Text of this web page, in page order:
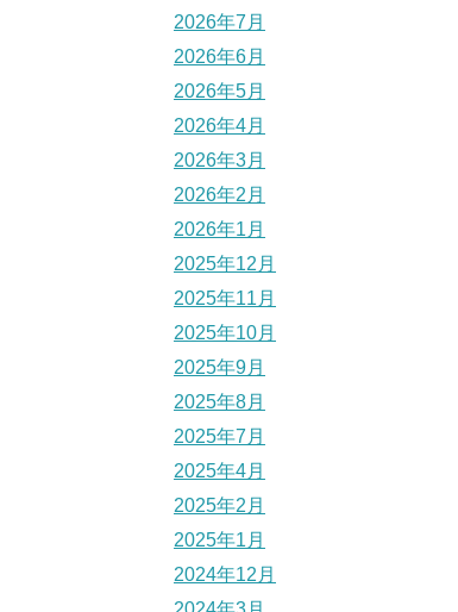
2026年7月
2026年6月
2026年5月
2026年4月
2026年3月
2026年2月
2026年1月
2025年12月
2025年11月
2025年10月
2025年9月
2025年8月
2025年7月
2025年4月
2025年2月
2025年1月
2024年12月